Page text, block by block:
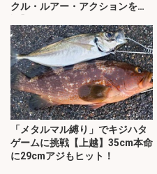
クル・ルアー・アクションを解
「メタルマル縛り」でキジハタ
ゲームに挑戦【上越】35cm本命
に29cmアジもヒット！